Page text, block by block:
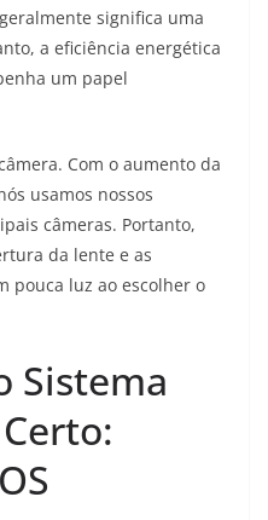
significa uma
a eficiência energética
um papel
Com o aumento da
usamos nossos
câmeras. Portanto,
da lente e as
pouca luz ao escolher o
Sistema